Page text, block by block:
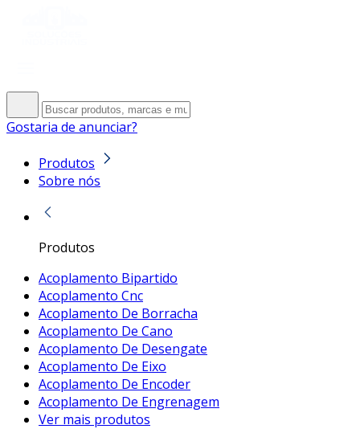
Gostaria de anunciar?
Produtos
Sobre nós
Produtos
Acoplamento Bipartido
Acoplamento Cnc
Acoplamento De Borracha
Acoplamento De Cano
Acoplamento De Desengate
Acoplamento De Eixo
Acoplamento De Encoder
Acoplamento De Engrenagem
Ver mais produtos